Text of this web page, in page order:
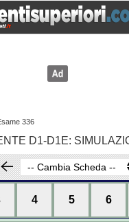
336
D1-D1E:
4 5 6